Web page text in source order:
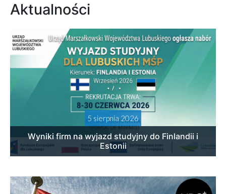
Aktualności
5 sierpnia 2026
Wyniki firm na wyjazd studyjny do Finlandii i
Estonii